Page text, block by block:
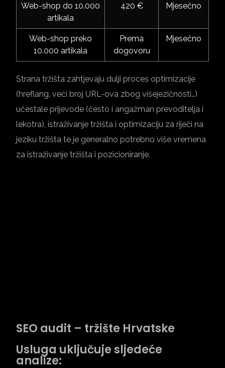
Web-shop do 10.000
artikala
420 € Mjesečno
Web-shop preko
10.000 artikala
Prema
dogovoru
Mjesečno
Strana tržišta zahtjevaju dulji proces optimizacije
(hreflang, veći broj URL-ova zbog višejezičnosti…)
učestale prijevode (često i angažman prevoditelja i
lekotra), istraživanje tržišta i optimizaciju za riječi na
jeziku tržišta te je generalno potrebno više vremena
za istraživanje tržišta i pozicioniranje.
SEO audit – tržište Hrvatske
Usluga uključuje sljedeće
analize: